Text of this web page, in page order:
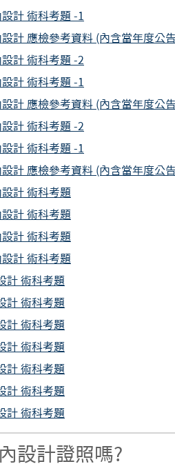
計 術科考題 -1
計 應檢參考資料 (內含當年度公
計 術科考題 -2
計 術科考題 -1
計 應檢參考資料 (內含當年度公
計 術科考題 -2
計 術科考題 -1
計 應檢參考資料 (內含當年度公
計 術科考題
計 術科考題
計 術科考題
計 術科考題
計 術科考題
計 術科考題
計 術科考題
計 術科考題
計 術科考題
計 術科考題
計 術科考題
設計證照嗎?